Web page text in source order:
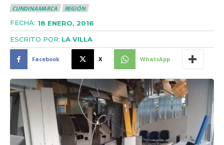
CUNDINAMARCA REGIÓN
FECHA: 18 ENERO, 2016
ESCRITO POR: LA VILLA
Facebook X WhatsApp